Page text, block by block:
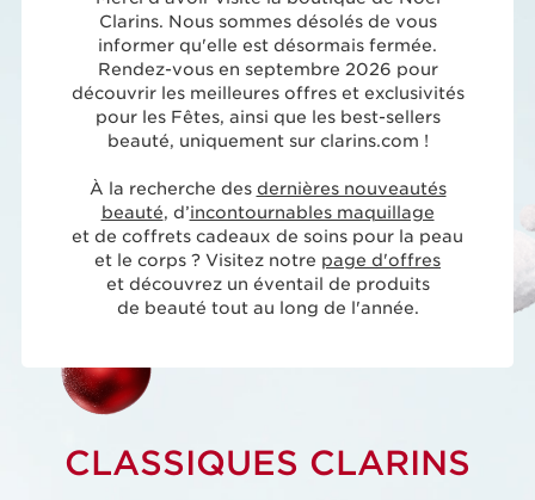
Clarins. Nous sommes désolés de vous
informer qu'elle est désormais fermée.
Rendez-vous en septembre 2026 pour
découvrir les meilleures offres et exclusivités
pour les Fêtes, ainsi que les best-sellers
beauté, uniquement sur clarins.com !
À la recherche des dernières nouveautés
beauté, d’incontournables maquillage
et de coffrets cadeaux de soins pour la peau
et le corps ? Visitez notre page d'offres
et découvrez un éventail de produits
de beauté tout au long de l'année.
CLASSIQUES CLARINS